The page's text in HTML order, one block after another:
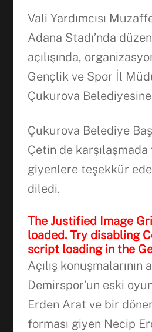
Vali Yardımcısı
Adana Stadı’nda
açılışında,
Gençlik ve Spor İl
Çukurova
Çukurova Belediye
Çetin de
giyenlere teşekkür
diledi.
The Justified Image
loaded. Try disabling
script loading in the
Açılış konuşmalarının
Demirspor’un eski
Erden Arat ve bir
forması giyen Necip